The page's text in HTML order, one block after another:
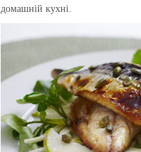
домашній кухні.